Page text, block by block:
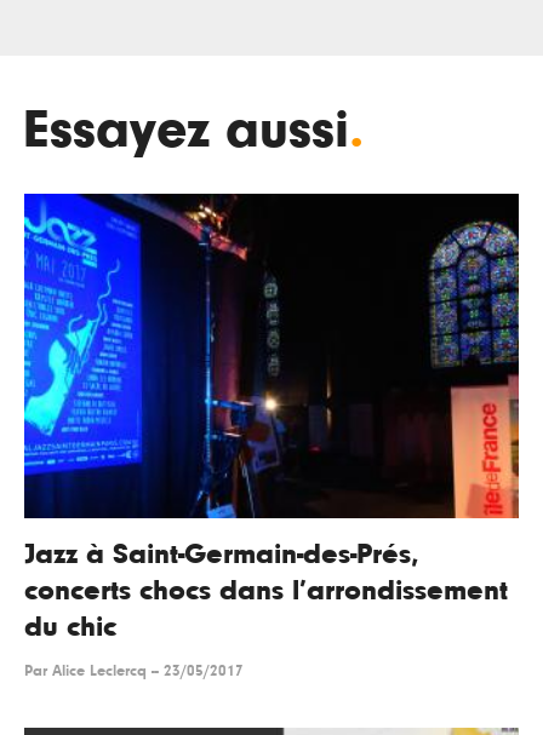
Essayez aussi.
Jazz à Saint-Germain-des-Prés,
concerts chocs dans l’arrondissement
du chic
Par Alice Leclercq -- 23/05/2017